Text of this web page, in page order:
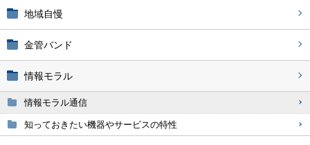
地域自慢
金管バンド
情報モラル
情報モラル通信
知っておきたい機器やサービスの特性